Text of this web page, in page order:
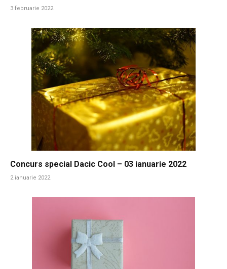
3 februarie 2022
Concurs special Dacic Cool – 03 ianuarie 2022
2 ianuarie 2022